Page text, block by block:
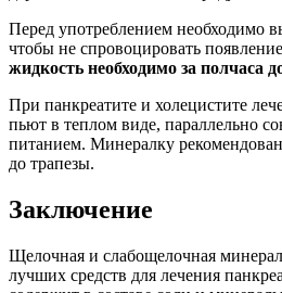
Перед употреблением необходимо
чтобы не спровоцировать
жидкость необходимо за полчаса
При панкреатите и холецистите
пьют в теплом виде, параллельно
питанием. Минералку
до трапезы.
Заключение
Щелочная и слабощелочная
лучших средств для лечения